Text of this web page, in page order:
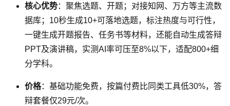
核心优势：聚焦选题、开题；对接知网、万方等主流数
据库；10秒生成10+可落地选题，标注热度与可行性，
一键生成开题报告、任务书等材料，还能自动生成答辩
PPT及演讲稿，实测AI率可压至8%以下，适配800+细
分学科。
价格：基础功能免费，按篇付费比同类工具低30%，答
辩套餐仅29元/次。